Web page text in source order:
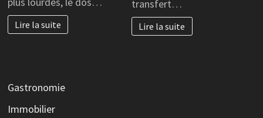
Lire la suite
transfert…
Lire la suite
Gastronomie
Immobilier